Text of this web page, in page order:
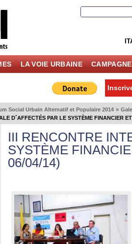
LA VOIE URBAINE
Social Urbain Alternatif et Populaire 2014 »
D´AFFECTÉS PAR LE SYSTÈME FINANCIER
III RENCONTRE
SYSTÈME
06/04/14)